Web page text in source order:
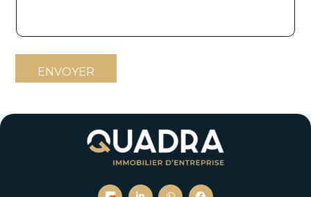
ENVOYER